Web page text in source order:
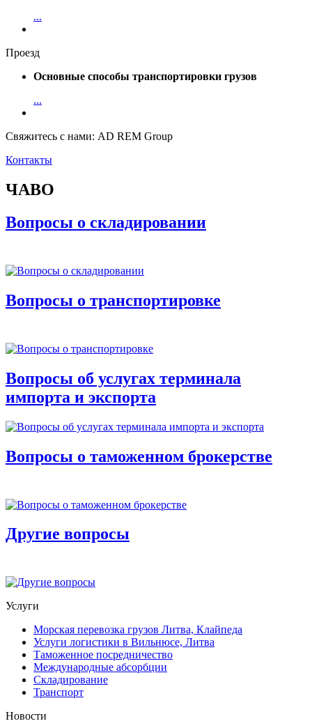
...
Проезд
Основные способы транспортировки грузов
...
Свяжитесь с нами: AD REM Group
Контакты
ЧАВО
Вопросы о складировании
Вопросы о транспортировке
Вопросы об услугах терминала
импорта и экспорта
Вопросы о таможенном брокерстве
Другие вопросы
Услуги
Морская перевозка грузов Литва, Клайпеда
Услуги логистики в Вильнюсе, Литва
Таможенное посредничество
Международные абсорбции
Складирование
Транспорт
Новости